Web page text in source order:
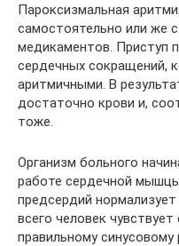
Пароксизмальная
самостоятельно или же
медикаментов. Приступ
сердечных сокращений,
аритмичными. В
достаточно крови и,
тоже.
Организм больного
работе сердечной
предсердий
всего человек
правильному